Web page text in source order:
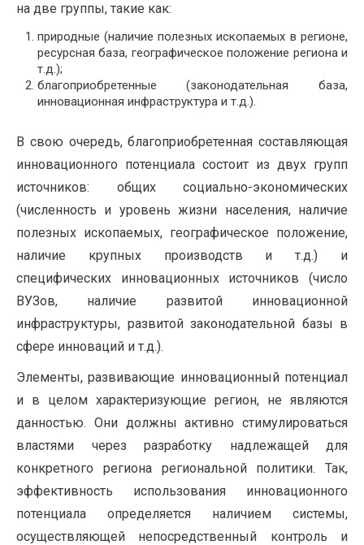
на две группы, такие как:
природные (наличие полезных ископаемых в регионе,
ресурсная база, географическое положение региона и
т.д.);
благоприобретенные (законодательная база,
инновационная инфраструктура и т.д.).
В свою очередь, благоприобретенная составляющая
инновационного потенциала состоит из двух групп
источников: общих социально-экономических
(численность и уровень жизни населения, наличие
полезных ископаемых, географическое положение,
наличие крупных производств и т.д.) и
специфических инновационных источников (число
ВУЗов, наличие развитой инновационной
инфраструктуры, развитой законодательной базы в
сфере инноваций и т.д.).
Элементы, развивающие инновационный потенциал
и в целом характеризующие регион, не являются
данностью. Они должны активно стимулироваться
властями через разработку надлежащей для
конкретного региона региональной политики. Так,
эффективность использования инновационного
потенциала определяется наличием системы,
осуществляющей непосредственный контроль и